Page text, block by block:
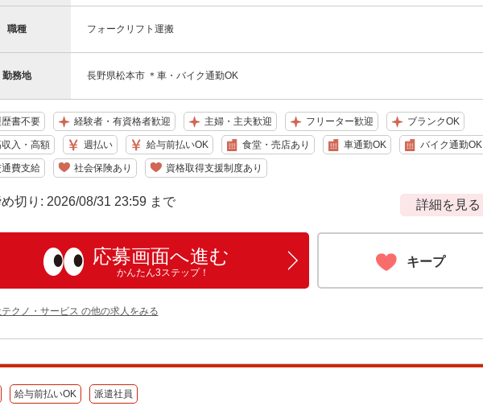
職種 フォークリフト運搬
勤務地 長野県松本市 ＊車・バイク通勤OK
歴書不要 経験者・有資格者歓迎 主婦・主夫歓迎 フリーター歓迎 ブランクOK
入・高額 週払い 給与前払いOK 食堂・売店あり 車通勤OK バイク通勤OK
費支給 社会保険あり 資格取得支援制度あり
切り: 2026/08/31 23:59 まで 詳細を見る
応募画面へ進む
かんたん3ステップ！
キープ
クノ・サービス の他の求人をみる
給与前払いOK 派遣社員